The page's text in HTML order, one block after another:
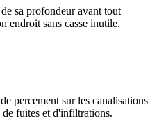
sa profondeur avant tout
endroit sans casse inutile.
percement sur les canalisations
de fuites et d'infiltrations.